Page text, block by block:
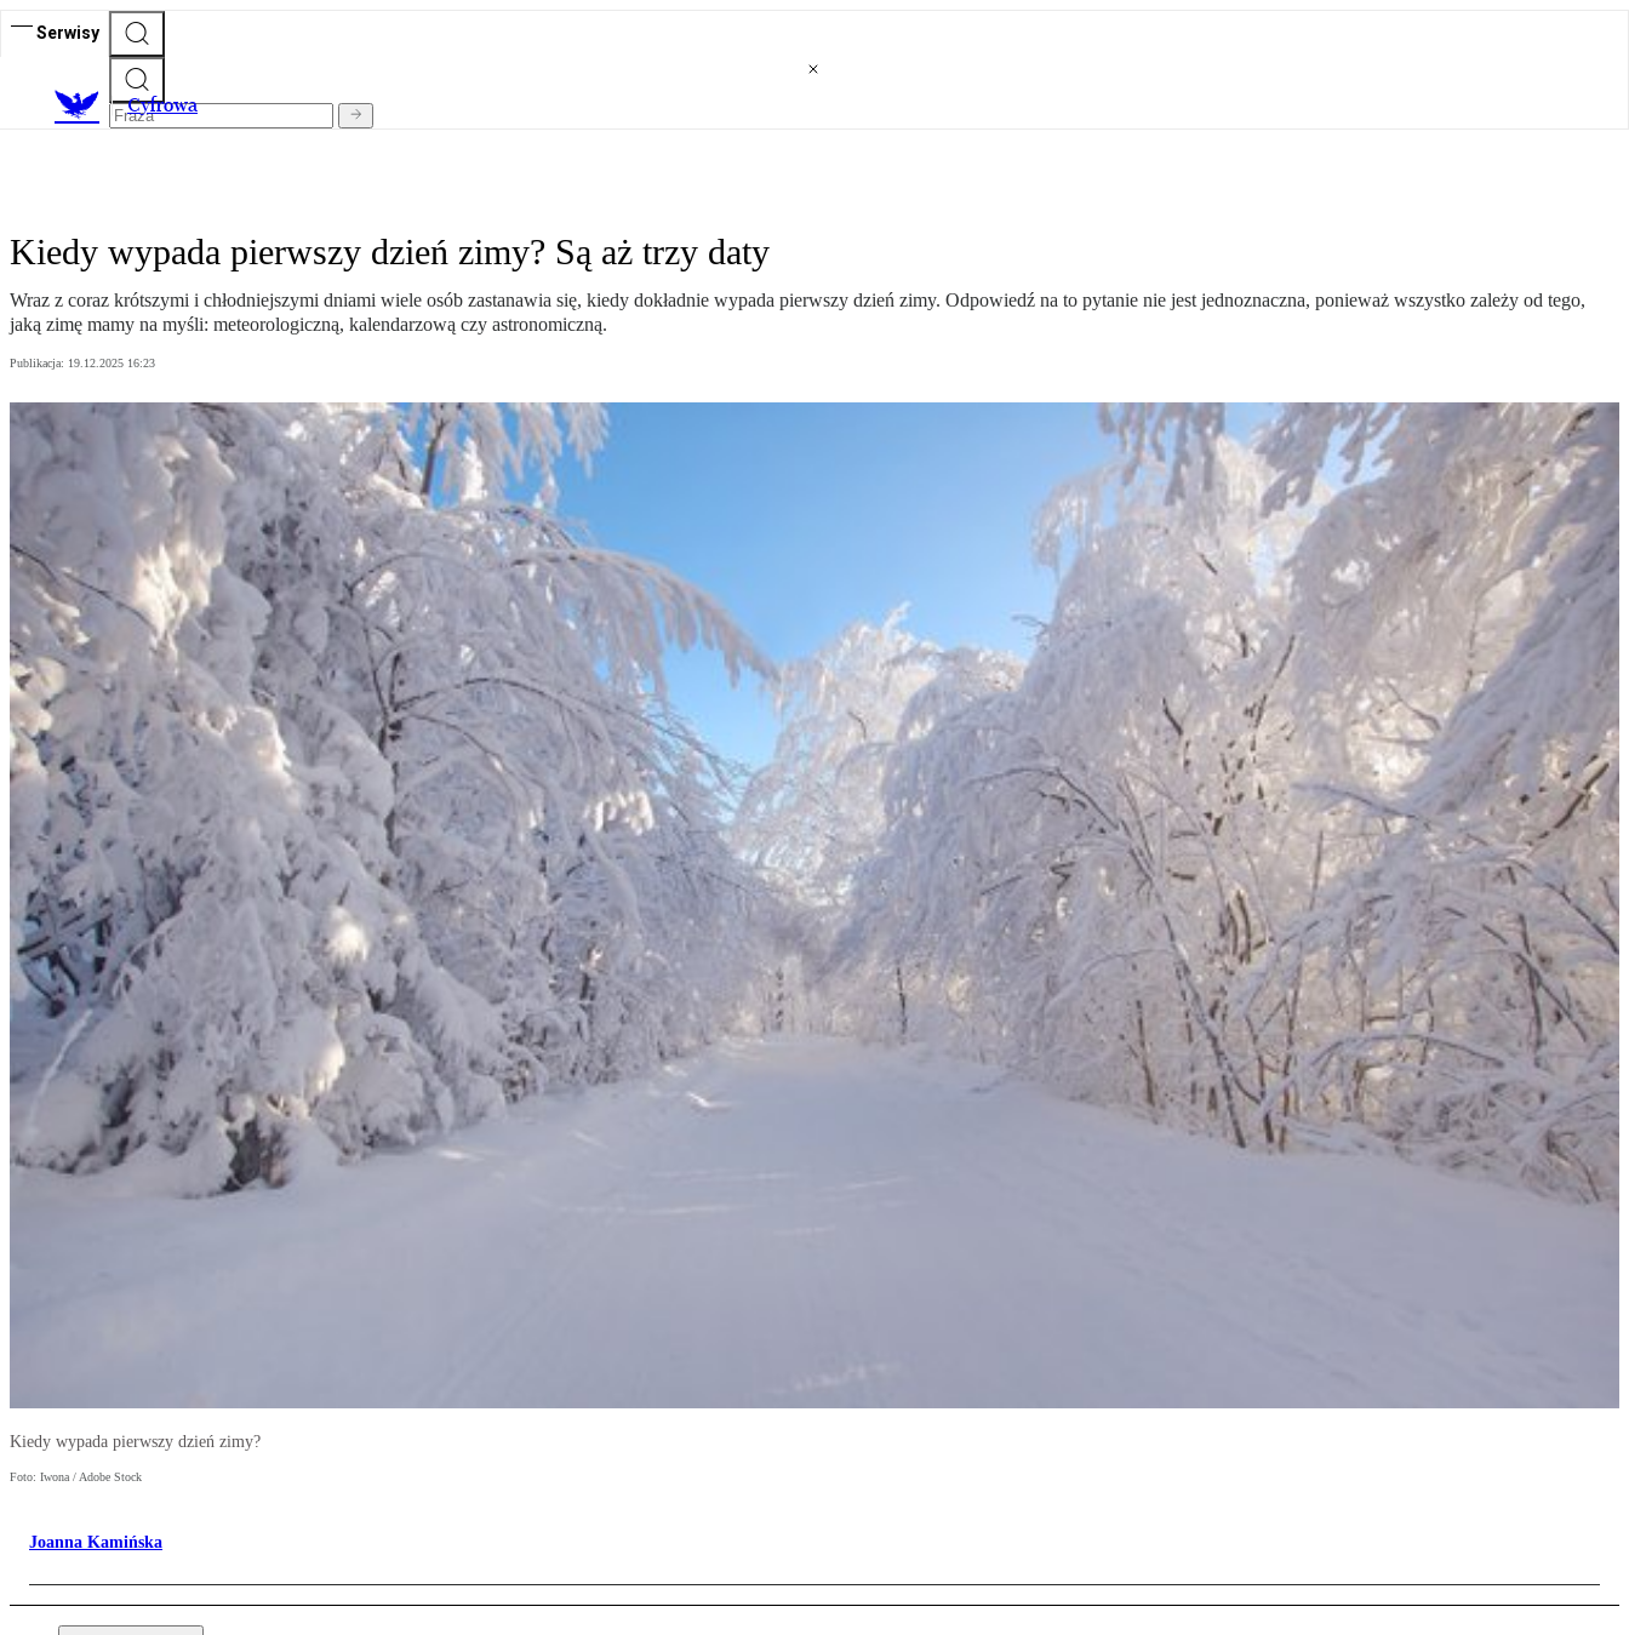
Serwisy
Cyfrowa
Kiedy wypada pierwszy dzień zimy? Są aż trzy daty
Wraz z coraz krótszymi i chłodniejszymi dniami wiele osób zastanawia się, kiedy dokładnie wypada pierwszy dzień zimy. Odpowiedź na to pytanie nie jest jednoznaczna, ponieważ wszystko zależy od tego,
jaką zimę mamy na myśli: meteorologiczną, kalendarzową czy astronomiczną.
Publikacja: 19.12.2025 16:23
Kiedy wypada pierwszy dzień zimy?
Foto: Iwona / Adobe Stock
Joanna Kamińska